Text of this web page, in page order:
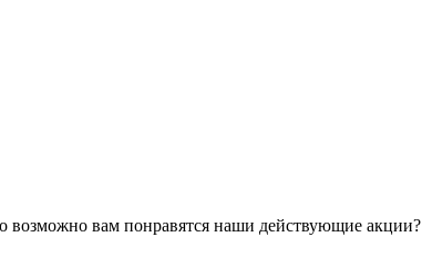
возможно вам понравятся наши действующие акции?